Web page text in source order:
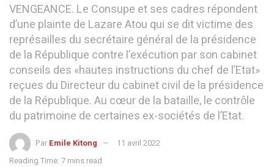
VENGEANCE. Le Consupe et ses cadres répondent
d’une plainte de Lazare Atou qui se dit victime des
représailles du secrétaire général de la présidence
de la République contre l’exécution par son cabinet
conseils des «hautes instructions du chef de l’Etat»
reçues du Directeur du cabinet civil de la présidence
de la République. Au cœur de la bataille, le contrôle
du patrimoine de certaines ex-sociétés de l’Etat.
Par Emile Kitong
11 avril 2022
Reading Time: 7 mins read